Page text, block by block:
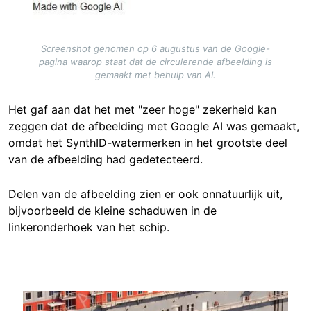
Screenshot genomen op 6 augustus van de Google-
pagina waarop staat dat de circulerende afbeelding is
gemaakt met behulp van AI.
Het gaf aan dat het met "zeer hoge" zekerheid kan
zeggen dat de afbeelding met Google AI was gemaakt,
omdat het SynthID-watermerken in het grootste deel
van de afbeelding had gedetecteerd.
Delen van de afbeelding zien er ook onnatuurlijk uit,
bijvoorbeeld de kleine schaduwen in de
linkeronderhoek van het schip.
Image